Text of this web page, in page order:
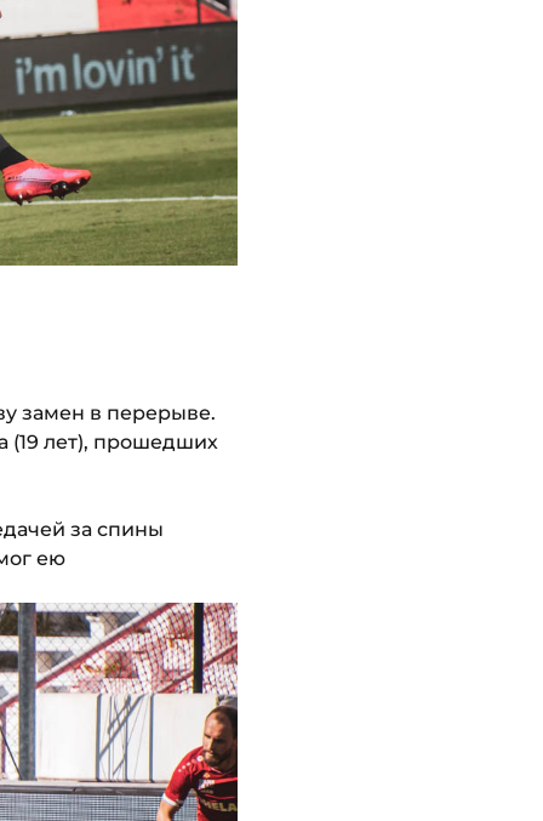
замен в перерыве.
(19 лет), прошедших
за спины
ею